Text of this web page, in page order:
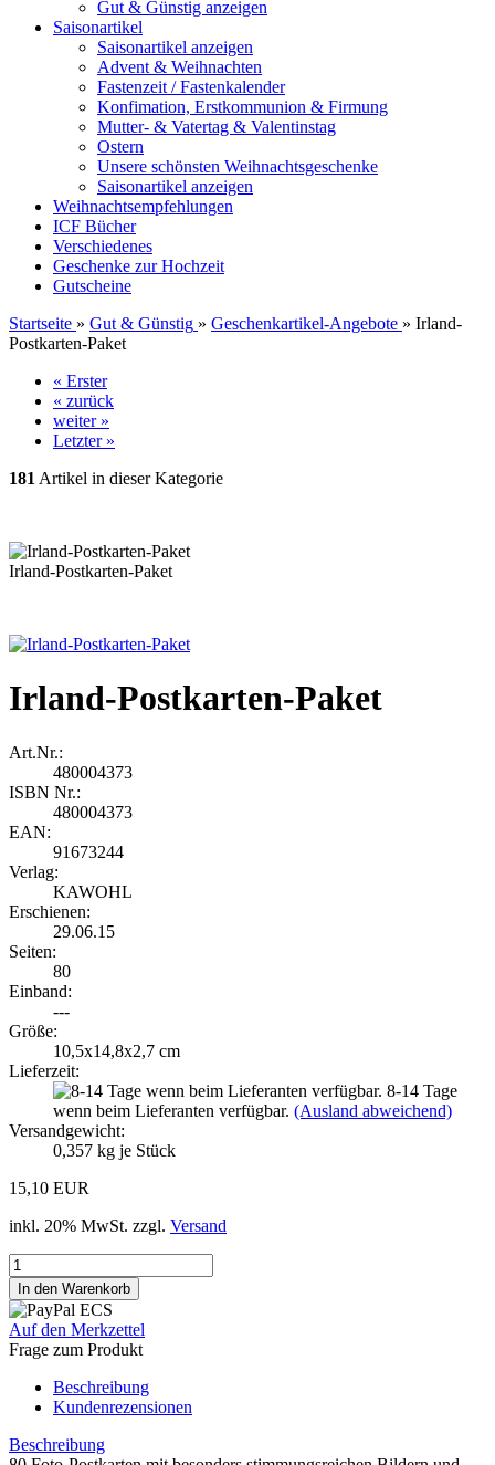
Gut & Günstig anzeigen
Saisonartikel
Saisonartikel anzeigen
Advent & Weihnachten
Fastenzeit / Fastenkalender
Konfimation, Erstkommunion & Firmung
Mutter- & Vatertag & Valentinstag
Ostern
Unsere schönsten Weihnachtsgeschenke
Saisonartikel anzeigen
Weihnachtsempfehlungen
ICF Bücher
Verschiedenes
Geschenke zur Hochzeit
Gutscheine
Startseite » Gut & Günstig » Geschenkartikel-Angebote » Irland-
Postkarten-Paket
« Erster
« zurück
weiter »
Letzter »
181 Artikel in dieser Kategorie
Irland-Postkarten-Paket
Irland-Postkarten-Paket
Art.Nr.:
480004373
ISBN Nr.:
480004373
EAN:
91673244
Verlag:
KAWOHL
Erschienen:
29.06.15
Seiten:
80
Einband:
---
Größe:
10,5x14,8x2,7 cm
Lieferzeit:
8-14 Tage
wenn beim Lieferanten verfügbar. (Ausland abweichend)
Versandgewicht:
0,357 kg je Stück
15,10 EUR
inkl. 20% MwSt. zzgl. Versand
Auf den Merkzettel
Frage zum Produkt
Beschreibung
Kundenrezensionen
Beschreibung